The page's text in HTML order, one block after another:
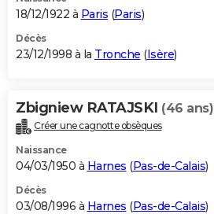
18/12/1922 à Paris (Paris)
Décès
23/12/1998 à la Tronche (Isère)
Zbigniew RATAJSKI (46 ans)
Créer une cagnotte obsèques
Naissance
04/03/1950 à Harnes (Pas-de-Calais)
Décès
03/08/1996 à Harnes (Pas-de-Calais)